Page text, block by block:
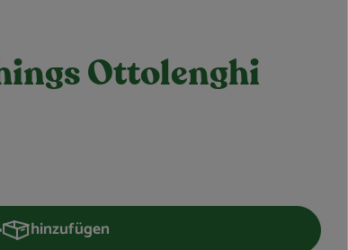
Ottolenghi
hinzufügen
Produkt zum Warenkorb hinzufügen